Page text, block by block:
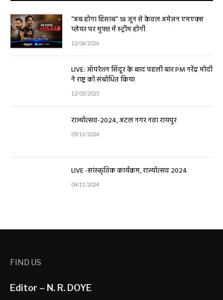
“अब होगा हिसाब” 18 जून से केवल अमेज़न एमएक्स
प्लेयर पर मुफ्त में स्ट्रीम होगी
12/06/2026
LIVE: ऑपरेशन सिंदूर के बाद पहली बार PM नरेंद्र मोदी
ने राष्ट्र को संबोधित किया
12/05/2025
राज्योत्सव-2024, अटल नगर नवा रायपुर
05/11/2024
LIVE -सांस्कृतिक कार्यक्रम, राज्योत्सव 2024
04/11/2024
FIND US
Editor – N. R. DOYE